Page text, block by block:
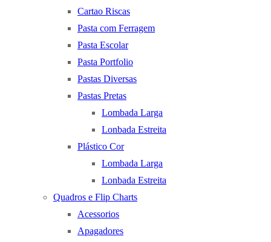
Cartao Riscas
Pasta com Ferragem
Pasta Escolar
Pasta Portfolio
Pastas Diversas
Pastas Pretas
Lombada Larga
Lonbada Estreita
Plástico Cor
Lombada Larga
Lonbada Estreita
Quadros e Flip Charts
Acessorios
Apagadores